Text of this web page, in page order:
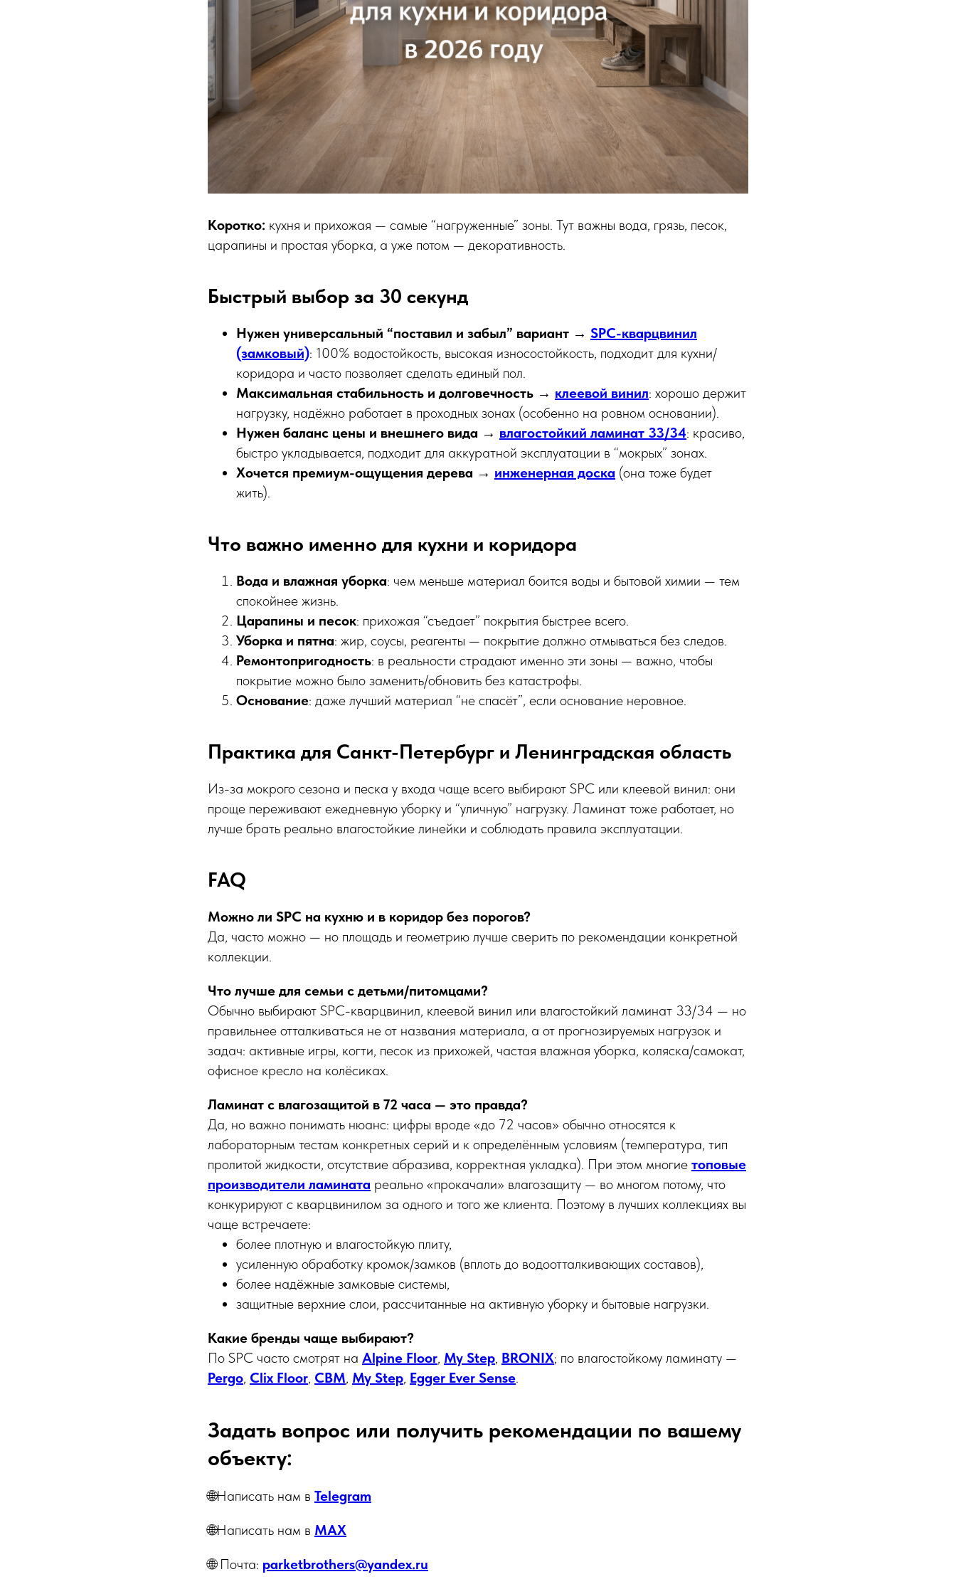
Коротко: кухня и прихожая — самые “нагруженные” зоны. Тут важны вода, грязь, песок,
царапины и простая уборка, а уже потом — декоративность.
Быстрый выбор за 30 секунд
Нужен универсальный “поставил и забыл” вариант → SPC-кварцвинил
(замковый): 100% водостойкость, высокая износостойкость, подходит для кухни/
коридора и часто позволяет сделать единый пол.
Максимальная стабильность и долговечность → клеевой винил: хорошо держит
нагрузку, надёжно работает в проходных зонах (особенно на ровном основании).
Нужен баланс цены и внешнего вида → влагостойкий ламинат 33/34: красиво,
быстро укладывается, подходит для аккуратной эксплуатации в “мокрых” зонах.
Хочется премиум-ощущения дерева → инженерная доска (она тоже будет
жить).
Что важно именно для кухни и коридора
Вода и влажная уборка: чем меньше материал боится воды и бытовой химии — тем
спокойнее жизнь.
Царапины и песок: прихожая “съедает” покрытия быстрее всего.
Уборка и пятна: жир, соусы, реагенты — покрытие должно отмываться без следов.
Ремонтопригодность: в реальности страдают именно эти зоны — важно, чтобы
покрытие можно было заменить/обновить без катастрофы.
Основание: даже лучший материал “не спасёт”, если основание неровное.
Практика для Санкт-Петербург и Ленинградская область
Из-за мокрого сезона и песка у входа чаще всего выбирают SPC или клеевой винил: они
проще переживают ежедневную уборку и “уличную” нагрузку. Ламинат тоже работает, но
лучше брать реально влагостойкие линейки и соблюдать правила эксплуатации.
FAQ
Можно ли SPC на кухню и в коридор без порогов?
Да, часто можно — но площадь и геометрию лучше сверить по рекомендации конкретной
коллекции.
Что лучше для семьи с детьми/питомцами?
Обычно выбирают SPC-кварцвинил, клеевой винил или влагостойкий ламинат 33/34 — но
правильнее отталкиваться не от названия материала, а от прогнозируемых нагрузок и
задач: активные игры, когти, песок из прихожей, частая влажная уборка, коляска/самокат,
офисное кресло на колёсиках.
Ламинат с влагозащитой в 72 часа — это правда?
Да, но важно понимать нюанс: цифры вроде «до 72 часов» обычно относятся к
лабораторным тестам конкретных серий и к определённым условиям (температура, тип
пролитой жидкости, отсутствие абразива, корректная укладка). При этом многие топовые
производители ламината реально «прокачали» влагозащиту — во многом потому, что
конкурируют с кварцвинилом за одного и того же клиента. Поэтому в лучших коллекциях вы
чаще встречаете:
более плотную и влагостойкую плиту,
усиленную обработку кромок/замков (вплоть до водоотталкивающих составов),
более надёжные замковые системы,
защитные верхние слои, рассчитанные на активную уборку и бытовые нагрузки.
Какие бренды чаще выбирают?
По SPC часто смотрят на Alpine Floor, My Step, BRONIX; по влагостойкому ламинату —
Pergo, Clix Floor, CBM, My Step, Egger Ever Sense.
Задать вопрос или получить рекомендации по вашему
объекту:
🌐Написать нам в Telegram
🌐Написать нам в MAX
🌐 Почта: parketbrothers@yandex.ru